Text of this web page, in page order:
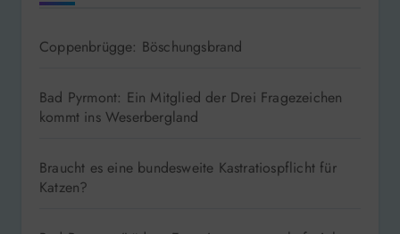
Coppenbrügge: Böschungsbrand
Bad Pyrmont: Ein Mitglied der Drei Fragezeichen
kommt ins Weserbergland
Braucht es eine bundesweite Kastratiospflicht für
Katzen?